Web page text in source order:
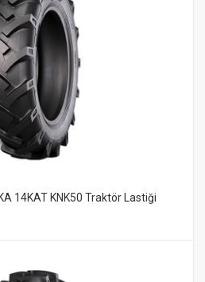
14KAT KNK50 Traktör Lastiği